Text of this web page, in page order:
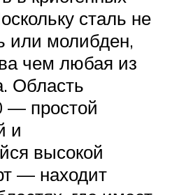
сталь не
или молибден,
чем любая из
Область
— простой
и
высокой
— находит